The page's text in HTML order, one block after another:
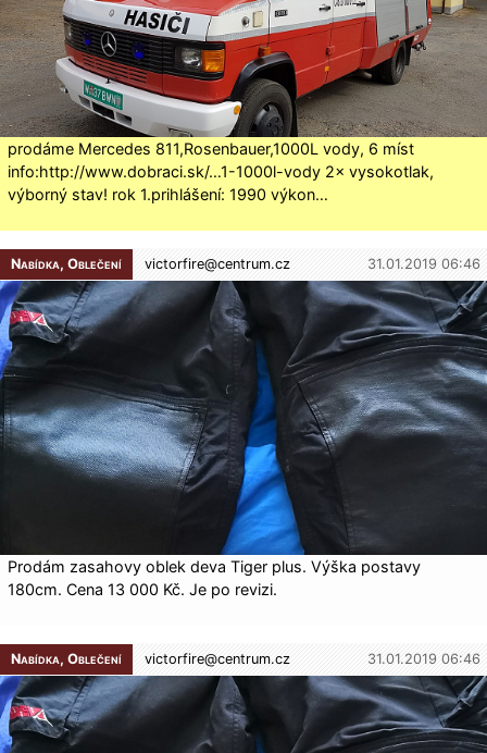
prodáme Mercedes 811,Rosenbauer,1000L vody, 6 míst
info:http://www.dobraci.sk/…1-1000l-vody 2× vysokotlak,
výborný stav! rok 1.prihlášení: 1990 výkon…
Nabídka, Oblečení victorfire@centrum.cz 31.01.2019 06:46
Prodám zasahovy oblek deva Tiger plus. Výška postavy
180cm. Cena 13 000 Kč. Je po revizi.
Nabídka, Oblečení victorfire@centrum.cz 31.01.2019 06:46